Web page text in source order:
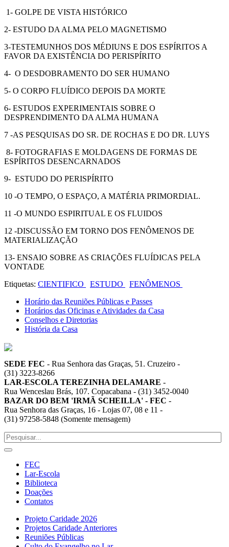
1- GOLPE DE VISTA HISTÓRICO
2- ESTUDO DA ALMA PELO MAGNETISMO
3-TESTEMUNHOS DOS MÉDIUNS E DOS ESPÍRITOS A
FAVOR DA EXISTÊNCIA DO PERISPÍRITO
4- O DESDOBRAMENTO DO SER HUMANO
5- O CORPO FLUÍDICO DEPOIS DA MORTE
6- ESTUDOS EXPERIMENTAIS SOBRE O
DESPRENDIMENTO DA ALMA HUMANA
7 -AS PESQUISAS DO SR. DE ROCHAS E DO DR. LUYS
8- FOTOGRAFIAS E MOLDAGENS DE FORMAS DE
ESPÍRITOS DESENCARNADOS
9- ESTUDO DO PERISPÍRITO
10 -O TEMPO, O ESPAÇO, A MATÉRIA PRIMORDIAL.
11 -O MUNDO ESPIRITUAL E OS FLUIDOS
12 -DISCUSSÃO EM TORNO DOS FENÔMENOS DE
MATERIALIZAÇÃO
13- ENSAIO SOBRE AS CRIAÇÕES FLUÍDICAS PELA
VONTADE
Etiquetas: CIENTIFICO ESTUDO
FENÔMENOS
Horário das Reuniões Públicas e Passes
Horários das Oficinas e Atividades da Casa
Conselhos e Diretorias
História da Casa
SEDE FEC - Rua Senhora das Graças, 51. Cruzeiro -
(31) 3223-8266
LAR-ESCOLA TEREZINHA DELAMARE -
Rua Wenceslau Brás, 107. Copacabana - (31) 3452-0040
BAZAR DO BEM 'IRMÃ SCHEILLA' - FEC -
Rua Senhora das Graças, 16 - Lojas 07, 08 e 11 -
(31) 97258-5848 (Somente mensagem)
FEC
Lar-Escola
Biblioteca
Doações
Contatos
Projeto Caridade 2026
Projetos Caridade Anteriores
Reuniões Públicas